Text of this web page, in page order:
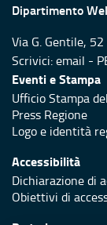
Dipartimento
Via G. Gentile,
Scrivici:email -
Eventi e Stampa
Ufficio Stampa
Press Regione
Logo e identità
Accessibilità
Dichiarazione di
Obiettivi di